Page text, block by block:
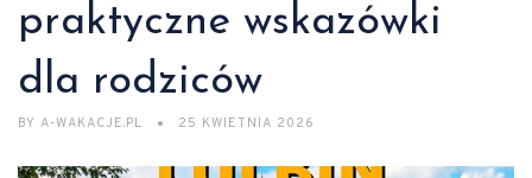
praktyczne wskazówki
dla rodziców
BY A-WAKACJE.PL 25 KWIETNIA 2026